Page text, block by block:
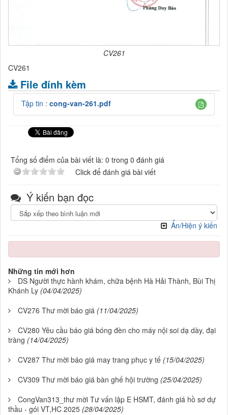
CV261
CV261
File đính kèm
Tập tin : cong-van-261.pdf
Tổng số điểm của bài viết là: 0 trong 0 đánh giá
Click để đánh giá bài viết
Ý kiến bạn đọc
Ẩn/Hiện ý kiến
Những tin mới hơn
DS Người thực hành khám, chữa bệnh Hà Hải Thành, Bùi Thị
Khánh Ly (04/04/2025)
CV276 Thư mời báo giá (11/04/2025)
CV280 Yêu cầu báo giá bóng đèn cho máy nội soi dạ dày, đại
tràng (14/04/2025)
CV287 Thư mời báo giá may trang phục y tế (15/04/2025)
CV309 Thư mời báo giá bàn ghế hội trường (25/04/2025)
CongVan313_thư mời Tư vấn lập E HSMT, đánh giá hồ sơ dự
thầu - gói VT,HC 2025 (28/04/2025)